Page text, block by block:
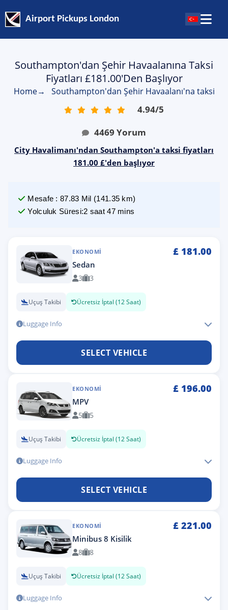
Airport Pickups London
Southampton'dan Şehir Havaalanına Taksi
Fiyatları £181.00'den Başlıyor
Home→ Southampton'dan Şehir Havaalanı'na taksi
4.94/5
4469 Yorum
City Havalimanı'ndan Southampton'a taksi fiyatları
181.00 £'den başlıyor
Mesafe :87.83 Mil (141.35 km)
Yolculuk Süresi:2 saat 47 mins
EKONOMI £ 181.00
Sedan
3 3
Uçuş Takibi Ücretsiz İptal (12 Saat)
Luggage Info
SELECT VEHICLE
EKONOMI £ 196.00
MPV
5 5
Uçuş Takibi Ücretsiz İptal (12 Saat)
Luggage Info
SELECT VEHICLE
EKONOMI £ 221.00
Minibus 8 Kisilik
8 8
Uçuş Takibi Ücretsiz İptal (12 Saat)
Luggage Info